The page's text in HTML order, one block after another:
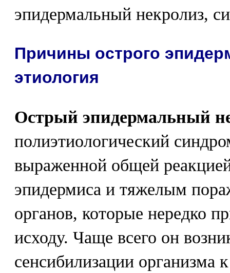
эпидермальный некролиз,
Причины острого
этиология
Острый эпидермальный
полиэтиологический
выраженной общей
эпидермиса и тяжелым
органов, которые нередко
исходу. Чаще всего он
сенсибилизации организма